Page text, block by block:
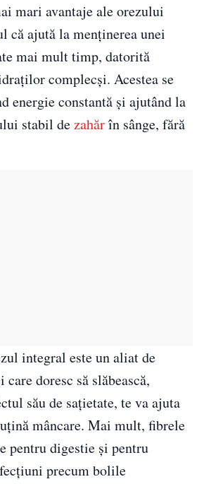
mari avantaje ale orezului
că ajută la menținerea unei
mai mult timp, datorită
complecși. Acestea se
energie constantă și ajutând la
stabil dezahărîn sânge, fără
integral este un aliat de
doresc să slăbească,
său de sațietate, te va ajuta
mâncare. Mai mult, fibrele
pentru digestie și pentru
precum bolile